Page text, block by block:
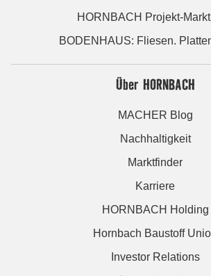
HORNBACH Projekt-
BODENHAUS: Fliesen.
Über HORNBACH
MACHER Blog
Nachhaltigkeit
Marktfinder
Karriere
HORNBACH Holding
Hornbach Baustoff
Investor Relations